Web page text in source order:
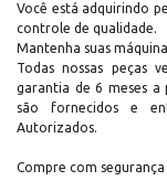
Você está adquirindo
controle de qualidade.
Mantenha suas
Todas nossas peças
garantia de 6 meses a
são fornecidos e
Autorizados.
Compre com